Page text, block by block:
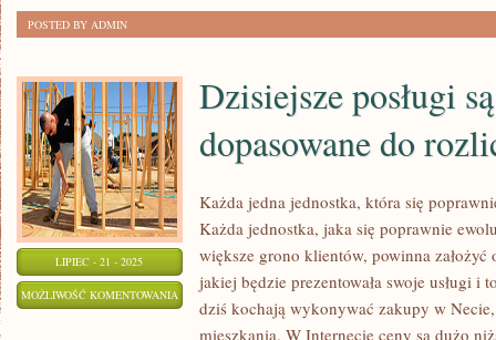
PRZY
WIELU
POSTED BY ADMIN
LIPIEC - 21 - 2025
MOŻLIWOŚĆ KOMENTOWANIA DZISIEJSZE
Dzisiejsze posługi
dopasowane do
Każda jedna jednostka, która się
Każda jednostka, jaka się poprawnie
większe grono klientów, powinna założyć
jakiej będzie prezentowała swoje usługi i
dziś kochają wykonywać zakupy w
mieszkania. W Internecie ceny są dużo